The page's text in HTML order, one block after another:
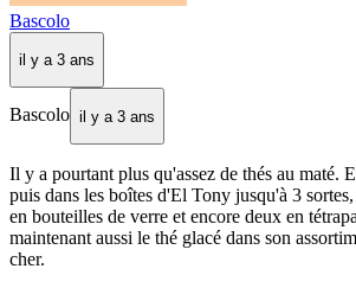
Bascolo
il y a 3 ans
Bascolo il y a 3 ans
Il y a pourtant plus qu'assez de thés au maté.
puis dans les boîtes d'El Tony jusqu'à 3
en bouteilles de verre et encore deux en
maintenant aussi le thé glacé dans son
cher.